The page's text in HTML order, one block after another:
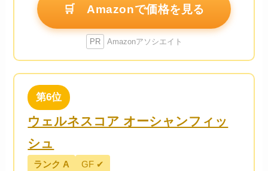
🛒 Amazonで価格を見る
PR Amazonアソシエイト
第6位
ウェルネスコア オーシャンフィッ
シュ
ランク A GF ✔